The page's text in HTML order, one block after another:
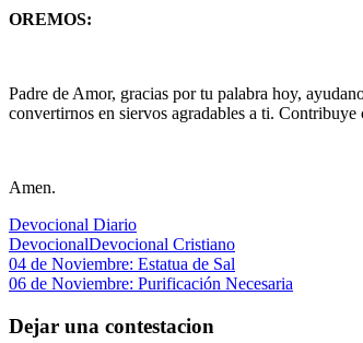
OREMOS:
Padre de Amor, gracias por tu palabra hoy,
convertirnos en siervos agradables a ti.
Amen.
Devocional Diario
DevocionalDevocional Cristiano
Navegación
de
entradas
Entrada
anterior:
04 de Noviembre: Estatua de Sal
Siguiente
06 de Noviembre: Purificación Necesaria
Dejar una contestacion